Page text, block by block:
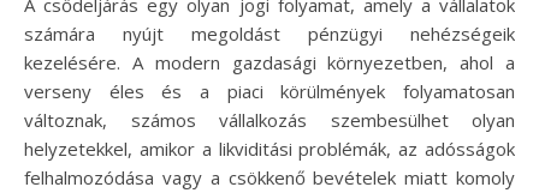
A csődeljárás egy olyan jogi folyamat, amely a vállalatok
számára nyújt megoldást pénzügyi nehézségeik
kezelésére. A modern gazdasági környezetben, ahol a
verseny éles és a piaci körülmények folyamatosan
változnak, számos vállalkozás szembesülhet olyan
helyzetekkel, amikor a likviditási problémák, az adósságok
felhalmozódása vagy a csökkenő bevételek miatt komoly